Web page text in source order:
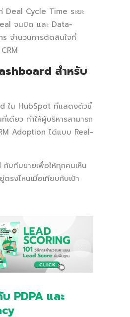
Deal Cycle Time ระยะ
จนปิด และ Data-
จำนวนการตัดสินใจที่
สำหรับ
ใน HubSpot ที่แสดงตัวชี้
เดียว ทำให้ผู้บริหารสามารถ
Adoption ได้แบบ Real-
บทีมขายเพื่อให้ทุกคนเห็น
ตรงไหนเมื่อเทียบกับเป้า
PDPA และ